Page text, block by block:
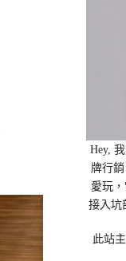
Hey,
牌行
愛玩
接入坑
此站